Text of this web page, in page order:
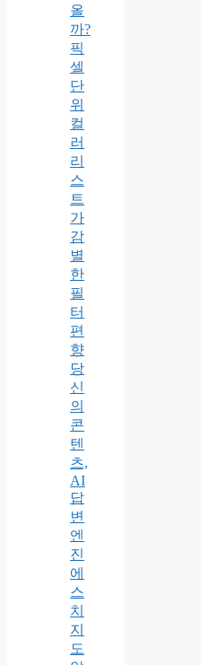
올
까?
픽
셀
단
위
컬
러
리
스
트
가
감
별
한
필
터
편
향
당
신
의
콘
텐
츠,
AI
답
변
엔
진
에
스
치
지
도